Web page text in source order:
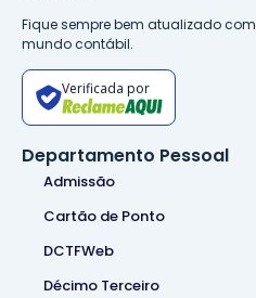
Fique sempre bem atualizado
mundo contábil.
Verificada por
Departamento Pessoal
Admissão
Cartão de Ponto
DCTFWeb
Décimo Terceiro